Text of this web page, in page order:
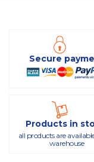
Secure
Products in
all products are
warehouse